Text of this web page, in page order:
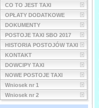
CO TO JEST TAXI
OPŁATY DODATKOWE
DOKUMENTY
POSTOJE TAXI SBO 2017
HISTORIA POSTOJÓW TAXI
KONTAKT
DOWCIPY TAXI
NOWE POSTOJE TAXI
Wniosek nr 1
Wniosek nr 2